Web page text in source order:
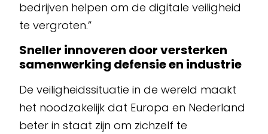
bedrijven helpen om de digitale veiligheid
te vergroten.”
Sneller innoveren door versterken
samenwerking defensie en industrie
De veiligheidssituatie in de wereld maakt
het noodzakelijk dat Europa en Nederland
beter in staat zijn om zichzelf te